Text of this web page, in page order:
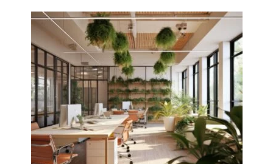
nouveaux usages… autant de mutations qui
transforment simultanément les modes